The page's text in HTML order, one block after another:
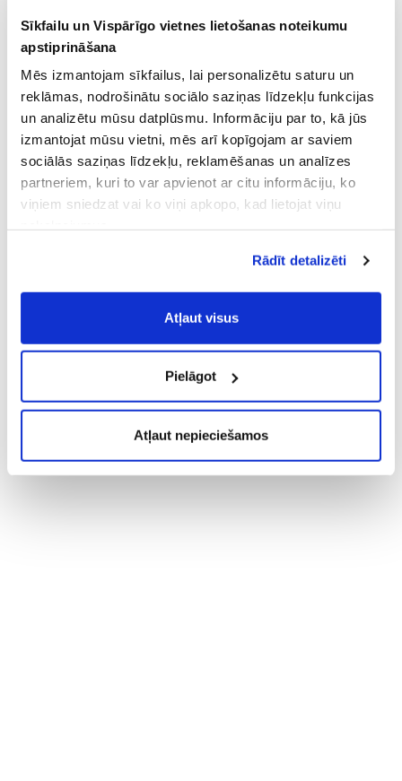
Sīkfailu un Vispārīgo vietnes lietošanas noteikumu
apstiprināšana
Mēs izmantojam sīkfailus, lai personalizētu saturu un
reklāmas, nodrošinātu sociālo saziņas līdzekļu funkcijas
un analizētu mūsu datplūsmu. Informāciju par to, kā jūs
izmantojat mūsu vietni, mēs arī kopīgojam ar saviem
sociālās saziņas līdzekļu, reklamēšanas un analīzes
partneriem, kuri to var apvienot ar citu informāciju, ko
viņiem sniedzat vai ko viņi apkopo, kad lietojat viņu
Vispārīgiem vietnes lietošanas
noteikumiem(saīsināti - VVLN).
Rādīt detalizēti
Atļaut visus
Pielāgot
Atļaut nepieciešamos